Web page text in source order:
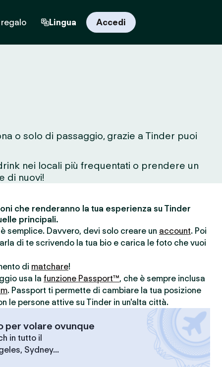
Lingua Accedi
o solo di passaggio, grazie a Tinder puoi
nei locali più frequentati o prendere un
di nuovi!
che renderanno la tua esperienza su Tinder
principali.
semplice. Davvero, devi solo creare un account. Poi
di te scrivendo la tua bio e carica le foto che vuoi
di matchare!
usa la funzione Passport™, che è sempre inclusa
. Passport ti permette di cambiare la tua posizione
le persone attive su Tinder in un'alta città.
per volare ovunque
in tutto il
Sydney...